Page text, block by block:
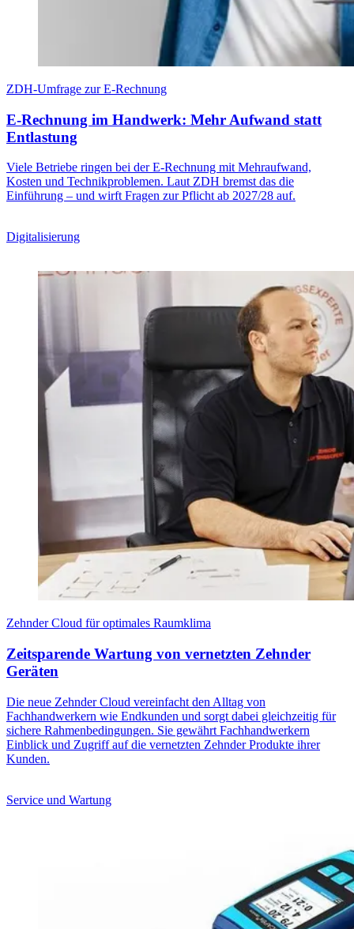
ZDH-Umfrage zur E-Rechnung
E-Rechnung im Handwerk: Mehr Aufwand statt
Entlastung
Viele Betriebe ringen bei der E-Rechnung mit Mehraufwand,
Kosten und Technikproblemen. Laut ZDH bremst das die
Einführung – und wirft Fragen zur Pflicht ab 2027/28 auf.
Digitalisierung
Zehnder Cloud für optimales Raumklima
Zeitsparende Wartung von vernetzten Zehnder
Geräten
Die neue Zehnder Cloud vereinfacht den Alltag von
Fachhandwerkern wie Endkunden und sorgt dabei gleichzeitig für
sichere Rahmenbedingungen. Sie gewährt Fachhandwerkern
Einblick und Zugriff auf die vernetzten Zehnder Produkte ihrer
Kunden.
Service und Wartung